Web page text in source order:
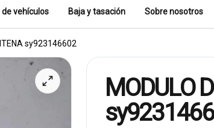
vehículos Baja y tasación Sobre nosotros
sy923146602
MODULO